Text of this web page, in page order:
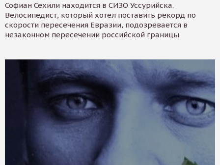
Софиан Сехили находится в СИЗО Уссурийска.
Велосипедист, который хотел поставить рекорд по
скорости пересечения Евразии, подозревается в
незаконном пересечении российской границы